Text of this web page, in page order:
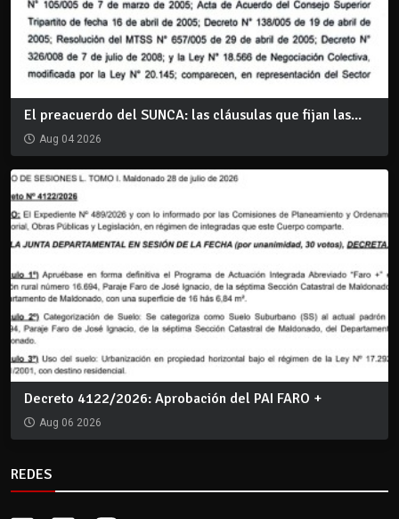
El preacuerdo del SUNCA: las cláusulas que fijan las...
Aug 04 2026
Decreto 4122/2026: Aprobación del PAI FARO +
Aug 06 2026
REDES